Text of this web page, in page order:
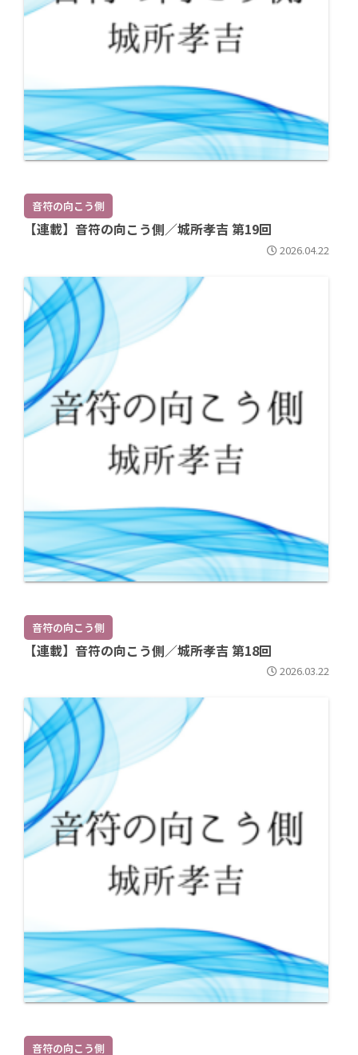
音符の向こう側
【連載】音符の向こう側／城所孝吉 第19回
2026.04.22
音符の向こう側
【連載】音符の向こう側／城所孝吉 第18回
2026.03.22
音符の向こう側